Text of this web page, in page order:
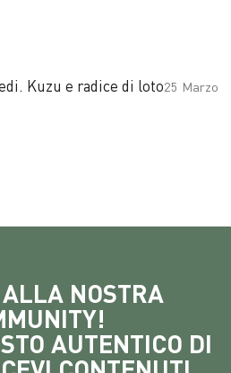
Kuzu e radice di loto25 Marzo
NOSTRA
AUTENTICO DI